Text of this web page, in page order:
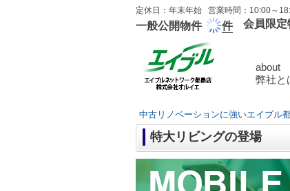
定休日：年末年始 営業時間：10:00～
一般公開物件 件 会員限定
about
弊社と
中古リノベーションに強いエイブル
特大リビングの登場